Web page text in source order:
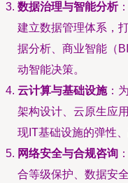
数据治理与智能分析
建立数据管理体系，
据分析、商业智能（
动智能决策。
云计算与基础设施：
架构设计、云原生应
现IT基础设施的弹性
网络安全与合规咨询
合等级保护、数据安